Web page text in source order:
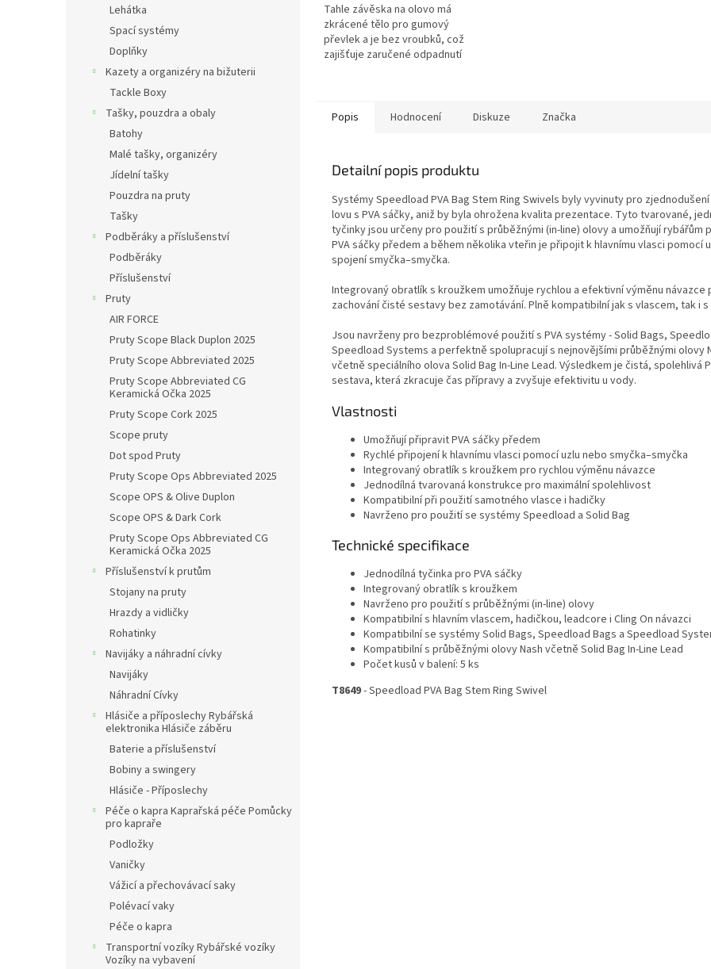
Lehátka
Spací systémy
Doplňky
Kazety a organizéry na bižuterii
Tackle Boxy
Tašky, pouzdra a obaly
Batohy
Malé tašky, organizéry
Jídelní tašky
Pouzdra na pruty
Tašky
Podběráky a příslušenství
Podběráky
Příslušenství
Pruty
AIR FORCE
Pruty Scope Black Duplon 2025
Pruty Scope Abbreviated 2025
Pruty Scope Abbreviated CG
Keramická Očka 2025
Pruty Scope Cork 2025
Scope pruty
Dot spod Pruty
Pruty Scope Ops Abbreviated 2025
Scope OPS & Olive Duplon
Scope OPS & Dark Cork
Pruty Scope Ops Abbreviated CG
Keramická Očka 2025
Příslušenství k prutům
Stojany na pruty
Hrazdy a vidličky
Rohatinky
Navijáky a náhradní cívky
Navijáky
Náhradní Cívky
Hlásiče a příposlechy Rybářská
elektronika Hlásiče záběru
Baterie a příslušenství
Bobiny a swingery
Hlásiče - Příposlechy
Péče o kapra Kaprařská péče Pomůcky
pro kapraře
Podložky
Vaničky
Vážicí a přechovávací saky
Polévací vaky
Péče o kapra
Transportní vozíky Rybářské vozíky
Vozíky na vybavení
Tahle závěska na olovo má
zkrácené tělo pro gumový
převlek a je bez vroubků, což
zajišťuje zaručené odpadnutí
Popis Hodnocení Diskuze Značka
Detailní popis produktu
Systémy Speedload PVA Bag Stem Ring Swivels byly vyvinuty pro
lovu s PVA sáčky, aniž by byla ohrožena kvalita prezentace. Tyto tvarované,
tyčinky jsou určeny pro použití s průběžnými (in-line) olovy a umožňují rybářům
PVA sáčky předem a během několika vteřin je připojit k hlavnímu vlasci pomocí
spojení smyčka–smyčka.
Integrovaný obratlík s kroužkem umožňuje rychlou a efektivní výměnu návazce
zachování čisté sestavy bez zamotávání. Plně kompatibilní jak s vlascem, tak i
Jsou navrženy pro bezproblémové použití s PVA systémy - Solid Bags,
Speedload Systems a perfektně spolupracují s nejnovějšími průběžnými olovy
včetně speciálního olova Solid Bag In-Line Lead. Výsledkem je čistá, spolehlivá
sestava, která zkracuje čas přípravy a zvyšuje efektivitu u vody.
Vlastnosti
Umožňují připravit PVA sáčky předem
Rychlé připojení k hlavnímu vlasci pomocí uzlu nebo smyčka–smyčka
Integrovaný obratlík s kroužkem pro rychlou výměnu návazce
Jednodílná tvarovaná konstrukce pro maximální spolehlivost
Kompatibilní při použití samotného vlasce i hadičky
Navrženo pro použití se systémy Speedload a Solid Bag
Technické specifikace
Jednodílná tyčinka pro PVA sáčky
Integrovaný obratlík s kroužkem
Navrženo pro použití s průběžnými (in-line) olovy
Kompatibilní s hlavním vlascem, hadičkou, leadcore i Cling On návazci
Kompatibilní se systémy Solid Bags, Speedload Bags a Speedload
Kompatibilní s průběžnými olovy Nash včetně Solid Bag In-Line Lead
Počet kusů v balení: 5 ks
T8649- Speedload PVA Bag Stem Ring Swivel